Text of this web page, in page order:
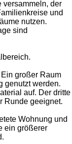
versammeln, der
und
nutzen.
sind
großer Raum
genutzt werden.
auf. Der dritte
Runde geeignet.
Wohnung und
ein größerer